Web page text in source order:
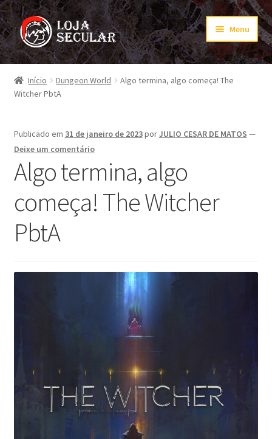
Pular
para
navegação
Pular
para
o
conteúdo
Menu
Início
Carrinho
Finalização de compra
Minha conta
PagSeguro Checkout
PagSeguro Erro
PagSeguro Ordem Recebida
Política de privacidade
Início Dungeon World
Algo termina, algo começa! The
Witcher PbtA
Publicado em 31 de janeiro de 2023porJULIO CESAR DE MATOS —
Deixe um comentário
Algo termina, algo
começa! The Witcher
PbtA